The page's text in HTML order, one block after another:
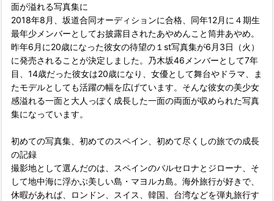
面が溢れる写真集に
2018年8月、坂道合同オーディションに合格、同年12月に４期生
最年少メンバーとしてお披露目されたあやめんこと筒井あやめ。
昨年6月に20歳になった彼女の待望の１st写真集が6月3日（火）
に発売されることが決定しました。乃木坂46メンバーとして7年
目、14歳だった彼女は20歳になり、女優として舞台やドラマ、ま
たモデルとしても活躍の幅を広げています。そんな彼女の美少女
感溢れる一面と大人っぽく成長した一面の両面が収められた写真
集になっています。
初めての写真集、初めてのスペイン、初めて尽くしの旅での成長
の記録
撮影地として選んだのは、スペインのバルセロナとジローナ、そ
して地中海に浮かぶ美しい島・マヨルカ島。海外旅行が好きで、
休暇があれば、ロンドン、スイス、韓国、台湾などを弾丸旅行す